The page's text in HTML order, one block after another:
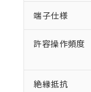
端子仕様
許容操作頻度
絶縁抵抗